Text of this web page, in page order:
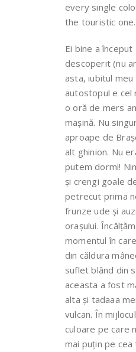
every single
the touristic
Ei bine a început
descoperit (nu
asta, iubitul meu
autostopul e cel
o oră de mers
mașină. Nu
aproape de
alt ghinion. Nu
putem dormi!
și crengi goale
petrecut prima
frunze ude și
orașului.
momentul în
din căldura
suflet blând din
aceasta a fost
alta și tadaaa
vulcan. În
culoare pe care
mai puțin pe